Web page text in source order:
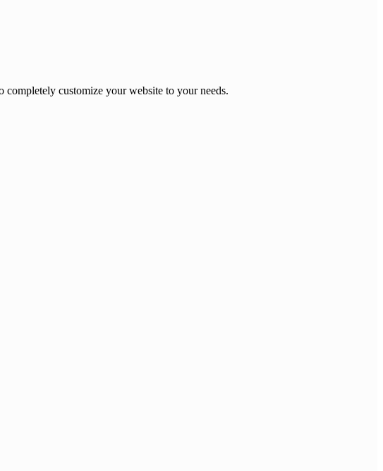
customize your website to your needs.